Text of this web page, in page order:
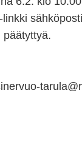
linkki
päätyttyä.